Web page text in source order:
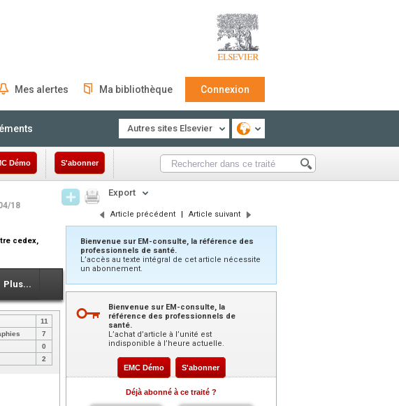
Mes alertes Ma bibliothèque Connexion
Autres sites Elsevier
Démo S'abonner
18
cedex,
Plus...
11
7
0
2
Export
Article précédent | Article suivant
Bienvenue sur EM-consulte, la référence des
professionnels de santé.
L’accès au texte intégral de cet article nécessite
un abonnement.
Bienvenue sur EM-consulte, la
référence des professionnels de
santé.
L’achat d’article à l’unité est
indisponible à l’heure actuelle.
EMC Démo S'abonner
Déjà abonné à ce traité ?